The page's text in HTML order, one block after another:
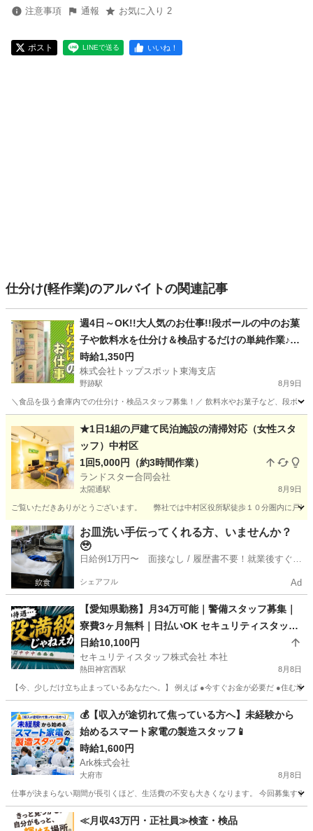
注意事項 通報 お気に入り 2
ポスト LINEで送る いいね！
仕分け(軽作業)のアルバイトの関連記事
週4日～OK!!大人気のお仕事!!段ボールの中のお菓
子や飲料水を仕分け＆検品するだけの単純作業♪時
給1350円☆
時給1,350円
株式会社トップスポット東海支店
野跡駅 8月9日
＼食品を扱う倉庫内での仕分け・検品スタッフ募集！／ 飲料水やお菓子など、段ボ
野跡駅 仕分け スポット
★1日1組の戸建て民泊施設の清掃対応（女性スタ
ッフ）中村区
1回5,000円（約3時間作業）
ランドスター合同会社
太閤通駅 8月9日
ご覧いただきありがとうございます。 弊社では中村区役所駅徒歩１０分圏内に
愛知 名古屋市 太閤通駅 清掃 スタッフ
お皿洗い手伝ってくれる方、いませんか？
🥹
日給例1万円〜 面接なし / 履歴書不要！就業後すぐに
シェアフル Ad
【愛知県勤務】月34万可能｜警備スタッフ募集｜
寮費3ヶ月無料｜日払いOK セキュリティスタッフ
株式会社 本社 熱田神宮西
日給10,100円
セキュリティスタッフ株式会社 本社
熱田神宮西駅 8月8日
【今、少しだけ立ち止まっているあなたへ。】 例えば ●今すぐお金が必要だ ●住む
熱田神宮西駅 警備員 保証人
💰【収入が途切れて焦っている方へ】未経験から
始めるスマート家電の製造スタッフ📱
時給1,600円
Ark株式会社
大府市 8月8日
仕事が決まらない期間が長引くほど、生活費の不安も大きくなります。 今回募集す
愛知 大府市 工場 スタッフ
≪月収43万円・正社員≫検査・検品